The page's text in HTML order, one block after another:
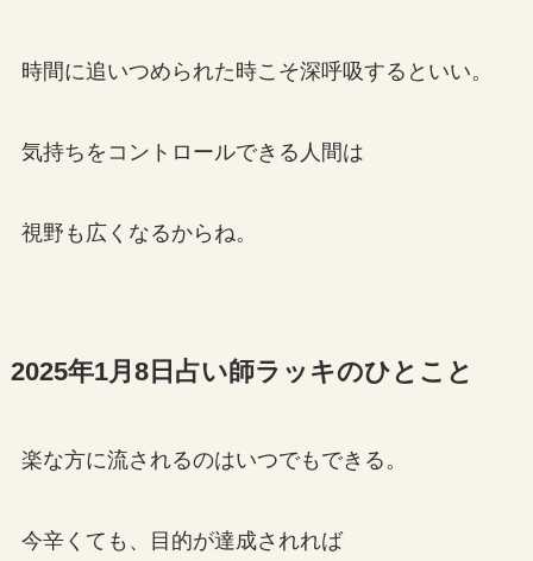
時間に追いつめられた時こそ深呼吸するといい。
気持ちをコントロールできる人間は
視野も広くなるからね。
2025年1月8日占い師ラッキのひとこと
楽な方に流されるのはいつでもできる。
今辛くても、目的が達成されれば